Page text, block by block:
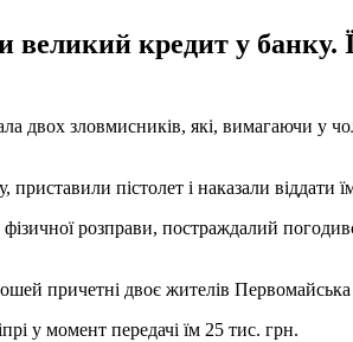
кредит у банку.
двох зловмисників, які, вимагаючи у
пістолет і наказали віддати
розправи, постраждалий
причетні двоє жителів Первомайська
у момент передачі їм 25 тис. грн.